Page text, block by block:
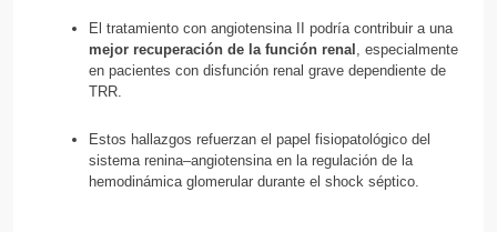
El tratamiento con angiotensina II podría contribuir a una
mejor recuperación de la función renal , especialmente
en pacientes con disfunción renal grave dependiente de
TRR.
Estos hallazgos refuerzan el papel fisiopatológico del
sistema renina–angiotensina en la regulación de la
hemodinámica glomerular durante el shock séptico.